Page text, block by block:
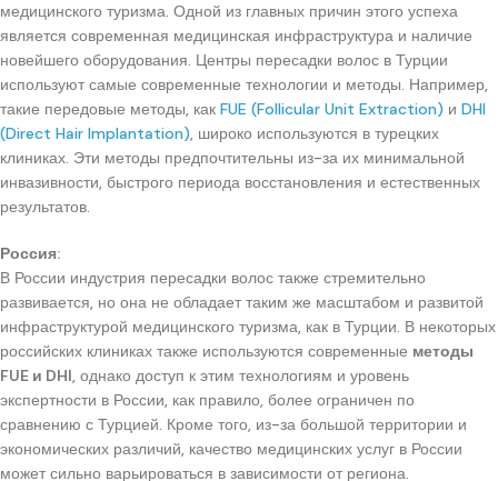
медицинского туризма. Одной из главных причин этого успеха
является современная медицинская инфраструктура и наличие
новейшего оборудования. Центры пересадки волос в Турции
используют самые современные технологии и методы. Например,
такие передовые методы, как FUE (Follicular Unit Extraction) и DHI
(Direct Hair Implantation), широко используются в турецких
клиниках. Эти методы предпочтительны из-за их минимальной
инвазивности, быстрого периода восстановления и естественных
результатов.
Россия:
В России индустрия пересадки волос также стремительно
развивается, но она не обладает таким же масштабом и развитой
инфраструктурой медицинского туризма, как в Турции. В некоторых
российских клиниках также используются современные методы
FUE и DHI, однако доступ к этим технологиям и уровень
экспертности в России, как правило, более ограничен по
сравнению с Турцией. Кроме того, из-за большой территории и
экономических различий, качество медицинских услуг в России
может сильно варьироваться в зависимости от региона.